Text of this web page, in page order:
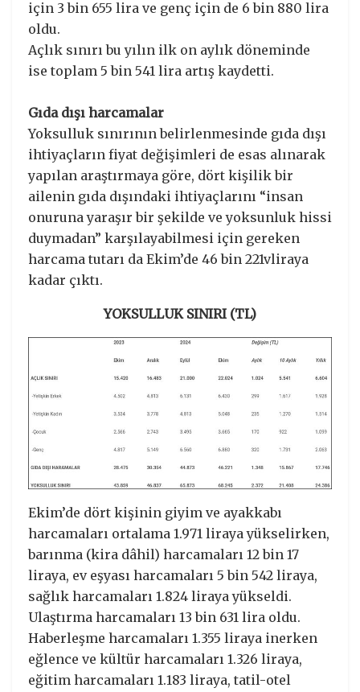
için 3 bin 655 lira ve genç için de 6 bin 880 lira
oldu.
Açlık sınırı bu yılın ilk on aylık döneminde
ise toplam 5 bin 541 lira artış kaydetti.
Gıda dışı harcamalar
Yoksulluk sınırının belirlenmesinde gıda dışı
ihtiyaçların fiyat değişimleri de esas alınarak
yapılan araştırmaya göre, dört kişilik bir
ailenin gıda dışındaki ihtiyaçlarını “insan
onuruna yaraşır bir şekilde ve yoksunluk hissi
duymadan” karşılayabilmesi için gereken
harcama tutarı da Ekim’de 46 bin 221vliraya
kadar çıktı.
YOKSULLUK SINIRI (TL)
Ekim’de dört kişinin giyim ve ayakkabı
harcamaları ortalama 1.971 liraya yükselirken,
barınma (kira dâhil) harcamaları 12 bin 17
liraya, ev eşyası harcamaları 5 bin 542 liraya,
sağlık harcamaları 1.824 liraya yükseldi.
Ulaştırma harcamaları 13 bin 631 lira oldu.
Haberleşme harcamaları 1.355 liraya inerken
eğlence ve kültür harcamaları 1.326 liraya,
eğitim harcamaları 1.183 liraya, tatil-otel